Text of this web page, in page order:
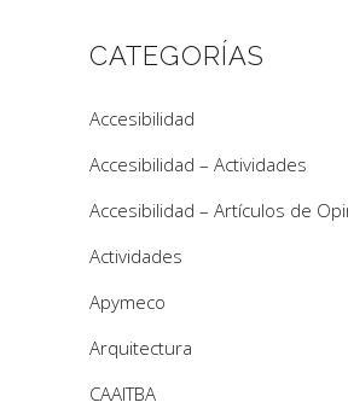
CATEGORÍAS
Accesibilidad
Accesibilidad – Actividades
Accesibilidad – Artículos de
Actividades
Apymeco
Arquitectura
CAAITBA